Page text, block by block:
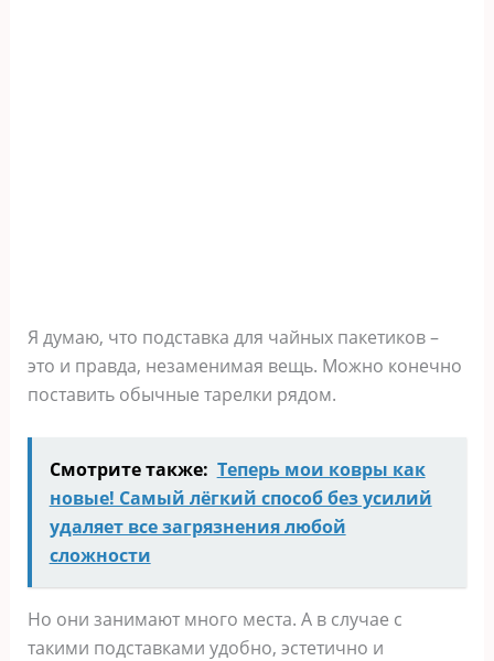
Я думаю, что подставка для чайных пакетиков –
это и правда, незаменимая вещь. Можно конечно
поставить обычные тарелки рядом.
Смотрите также: Теперь мои ковры как
новые! Самый лёгкий способ без усилий
удаляет все загрязнения любой
сложности
Но они занимают много места. А в случае с
такими подставками удобно, эстетично и